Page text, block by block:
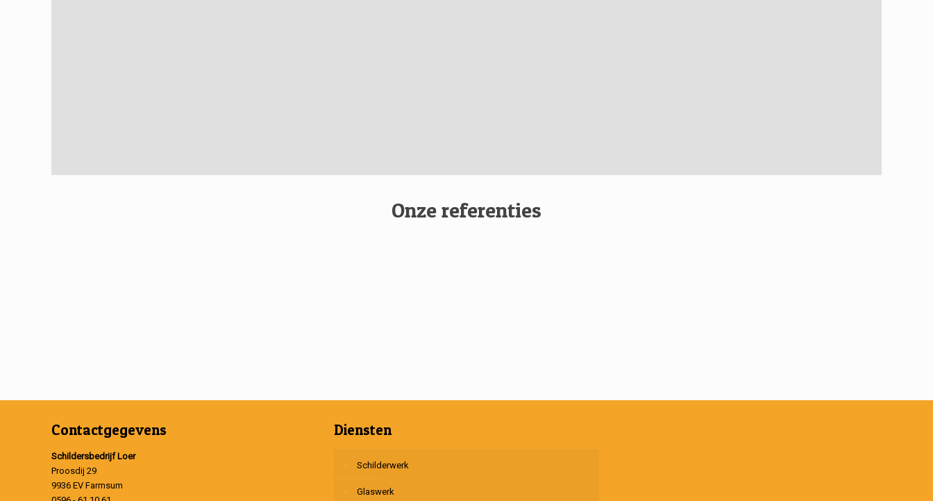
Onze referenties
Contactgegevens
Schildersbedrijf Loer
Proosdij 29
9936 EV Farmsum
Diensten
Schilderwerk
Glaswerk